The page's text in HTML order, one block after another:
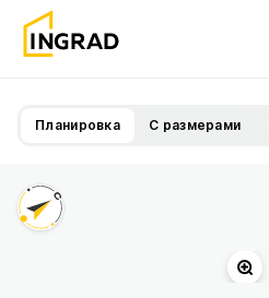
Планировка С размерами